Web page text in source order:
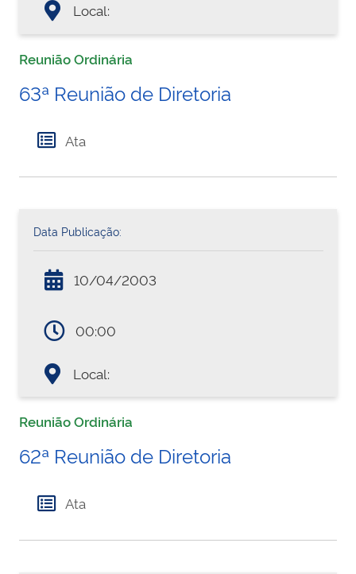
Local:
Reunião Ordinária
63ª Reunião de Diretoria
Ata
Data Publicação:
10/04/2003
00:00
Local:
Reunião Ordinária
62ª Reunião de Diretoria
Ata